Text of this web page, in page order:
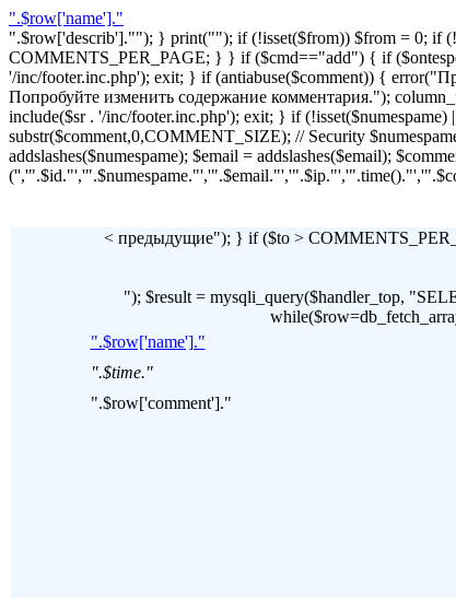
".$row['name']."
".$row['describ'].""); } print(""); if (!isset($from)) $from = 0; if
COMMENTS_PER_PAGE; } } if ($cmd=="add") { if
'/inc/footer.inc.php'); exit; } if (antiabuse($comment)) {
Попробуйте изменить содержание комментария.");
include($sr . '/inc/footer.inc.php'); exit; } if
substr($comment,0,COMMENT_SIZE); // Security
addslashes($numespame); $email = addslashes($email);
< предыдущие"); } if ($to >
"); $result = mysqli_query($handler_top,
".$row['name']."
".$time."
".$row['comment']."